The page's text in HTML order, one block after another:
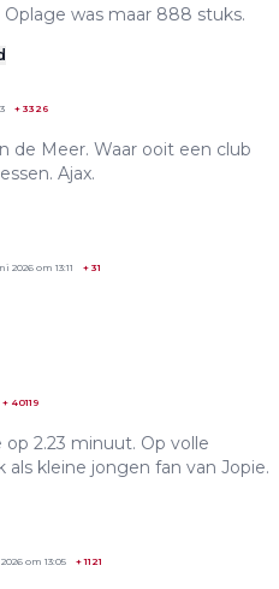
Oplage was maar 888 stuks.
+ 3326
de Meer. Waar ooit een club
Ajax.
2026 om 13:11 + 31
+ 40119
2.23 minuut. Op volle
als kleine jongen fan van Jopie.
om 13:05 +1121